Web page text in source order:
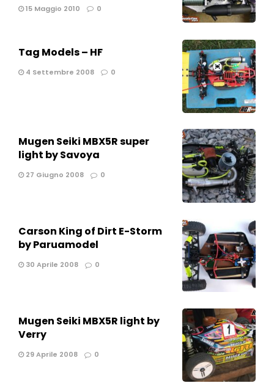
15 Maggio 2010 0
Tag Models – HF
4 Settembre 2008 0
Mugen Seiki MBX5R super
light by Savoya
27 Giugno 2008 0
Carson King of Dirt E-Storm
by Paruamodel
30 Aprile 2008 0
Mugen Seiki MBX5R light by
Verry
29 Aprile 2008 0